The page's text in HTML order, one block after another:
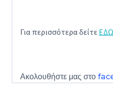
Για περισσότερα δείτε ΕΔΩ
Ακολουθήστε μας στο